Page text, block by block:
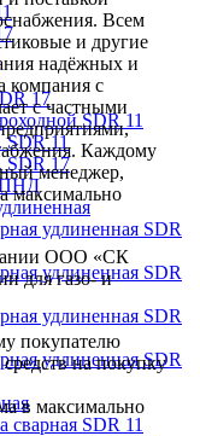
17
SDR 11
SDR 11
SDR 17
ПНД
удлиненная SDR
удлиненная SDR
удлиненная SDR
удлиненная SDR
сварная SDR 11
Всем
и другие
надёжных и
компания с
с частными
Каждому
менеджер,
максимально
ООО «СК
для газо- и
покупателю
на покупку
в максимально